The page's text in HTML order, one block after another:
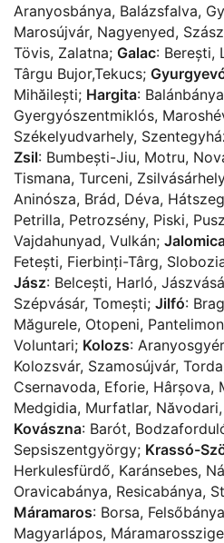
Aranyosbánya, Balázsfalva,
Marosújvár, Nagyenyed,
Tövis, Zalatna; Galac: Berești,
Târgu Bujor,Tekucs;
Mihăilești; Hargita: Balánbánya
Gyergyószentmiklós,
Székelyudvarhely,
Zsil: Bumbești-Jiu, Motru,
Tismana, Turceni,
Aninósza, Brád, Déva, Hátszeg
Petrilla, Petrozsény, Piski,
Vajdahunyad, Vulkán;
Fetești, Fierbinți-Târg,
Jász: Belcești, Harló,
Szépvásár, Tomești; Jilfó:
Măgurele, Otopeni, Pantelimon
Voluntari; Kolozs:
Kolozsvár, Szamosújvár, Torda
Csernavoda, Eforie, Hârșova,
Medgidia, Murfatlar, Năvodari,
Kovászna: Barót,
Sepsiszentgyörgy; Krassó-
Herkulesfürdő, Karánsebes,
Oravicabánya, Resicabánya,
Máramaros: Borsa, Felsőbánya
Magyarlápos,